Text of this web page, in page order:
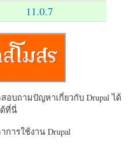
11.0.7
บถามปัญหาเกี่ยวกับ Drupal ได้
ด้ที่นี่
ารใช้งาน Drupal